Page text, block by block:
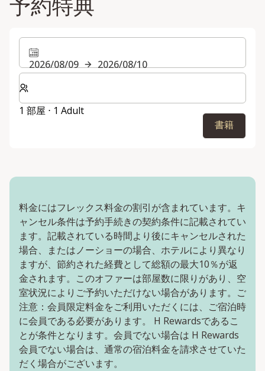
予約特典
2026/08/09
2026/08/10
客室数と宿泊人数をお選びください。
1 部屋 ⋅ 1 Adult
書籍
料金にはフレックス料金の割引が含まれています。キ
ャンセル条件は予約手続きの契約条件に記載されてい
ます。記載されている時間より後にキャンセルされた
場合、またはノーショーの場合、ホテルにより異なり
ますが、節約された経費として総額の最大10％が返
金されます。このオファーは部屋数に限りがあり、空
室状況によりご予約いただけない場合があります。ご
注意：会員限定料金をご利用いただくには、ご宿泊時
に会員である必要があります。 H Rewardsであるこ
とが条件となります。会員でない場合は H Rewards
会員でない場合は、通常の宿泊料金を請求させていた
だく場合がございます。